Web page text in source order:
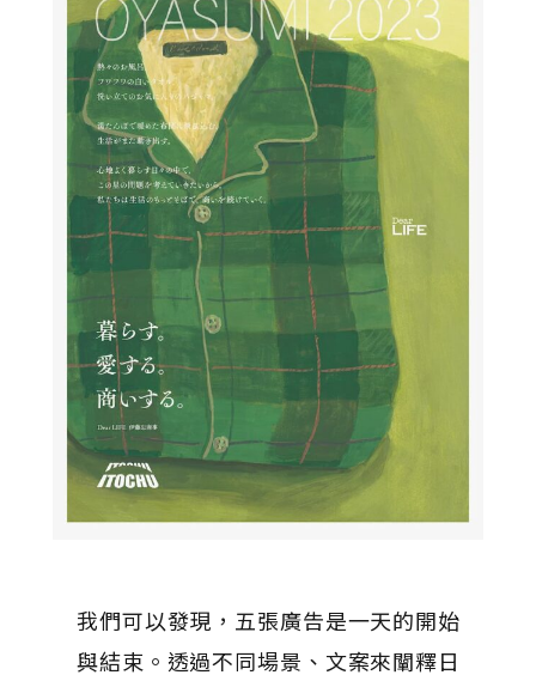
我們可以發現，五張廣告是一天的開始
與結束。透過不同場景、文案來闡釋日